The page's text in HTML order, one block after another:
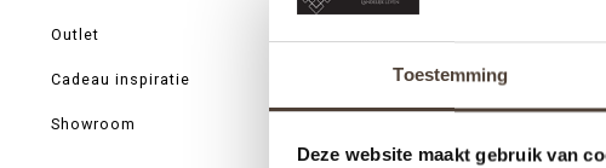
Toestemming
Deze website maakt gebruik van
Outlet
Cadeau inspiratie
Showroom